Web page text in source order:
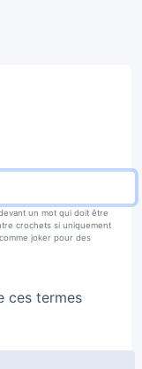
un mot qui doit être
crochets si uniquement
joker pour des
ces termes